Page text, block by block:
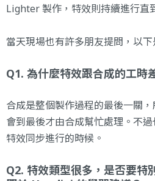
Lighter 製作，特效則持續進行直
當天現場也有許多朋友提問，以下
Q1. 為什麼特效跟合成的工時
合成是整個製作過程的最後一關
會到最後才由合成幫忙處理。不
特效同步進行的時候。
Q2. 特效類型很多，是否要特